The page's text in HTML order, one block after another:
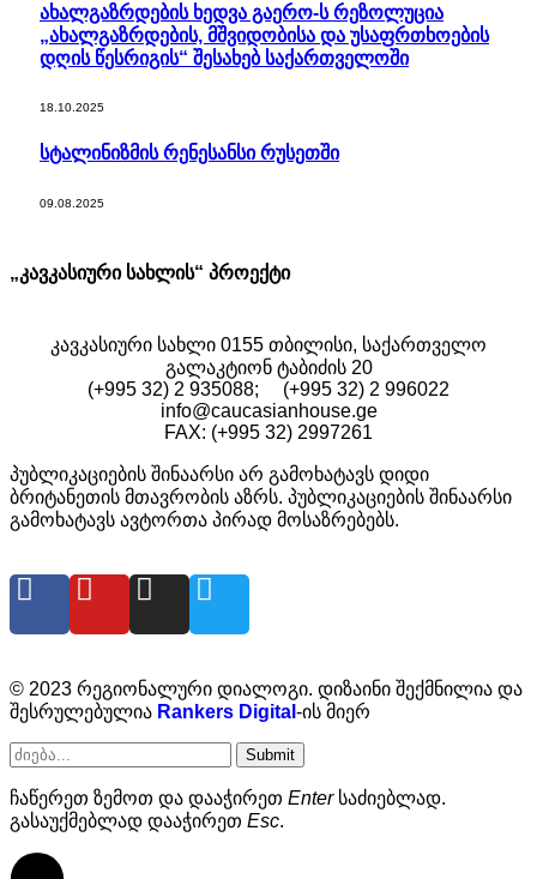
ახალგაზრდების ხედვა გაერო-ს რეზოლუცია
„ახალგაზრდების, მშვიდობისა და უსაფრთხოების
დღის წესრიგის“ შესახებ საქართველოში
18.10.2025
სტალინიზმის რენესანსი რუსეთში
09.08.2025
„კავკასიური სახლის“ პროექტი
კავკასიური სახლი 0155 თბილისი, საქართველო
გალაკტიონ ტაბიძის 20
(+995 32) 2 935088; (+995 32) 2 996022
info@caucasianhouse.ge
FAX: (+995 32) 2997261
პუბლიკაციების შინაარსი არ გამოხატავს დიდი
ბრიტანეთის მთავრობის აზრს. პუბლიკაციების შინაარსი
გამოხატავს ავტორთა პირად მოსაზრებებს.
© 2023 რეგიონალური დიალოგი. დიზაინი შექმნილია და
შესრულებულია Rankers Digital -ის მიერ
Submit
ჩაწერეთ ზემოთ და დააჭირეთ Enterსაძიებლად.
გასაუქმებლად დააჭირეთ Esc.